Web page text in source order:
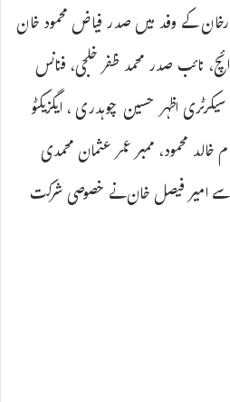
کے وفد میں صدر فیاض محمود خان
نائب صدر محمد ظفر خلجی، فنانس
اظہر حسین چوہدری ، ایگزیکٹو
خالد محمود، ممبر عمر عثمان محمدی
امیر فیصل خان نے خصوصی شرکت